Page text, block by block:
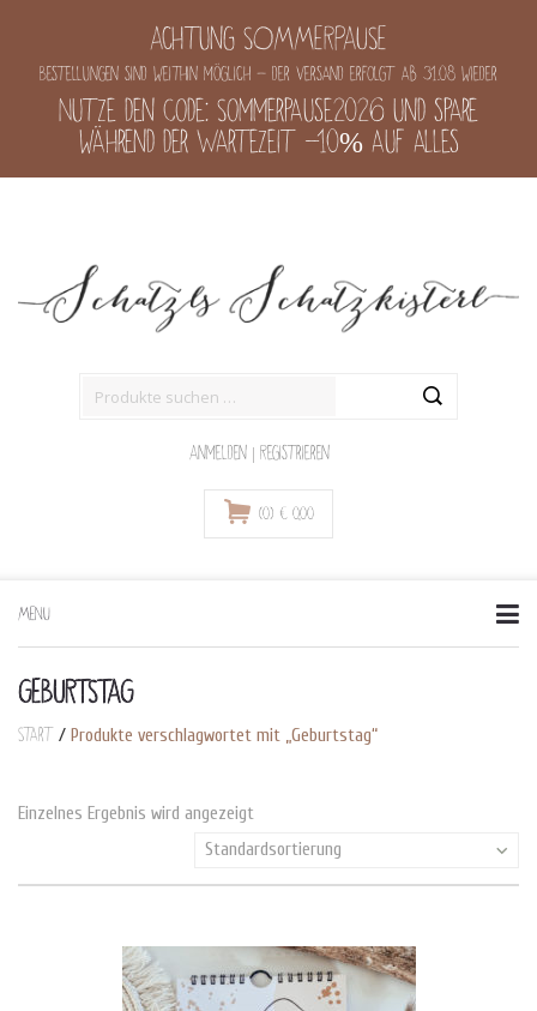
Achtung SOMMERPAUSE
Bestellungen sind weithin möglich - der Versand erfolgt ab 31.08 wieder
Nutze den Code: Sommerpause2026 und spare
während der Wartezeit -10% auf alles
Anmelden | Registrieren
(0) € 0,00
MENU
to
GEBURTSTAG
Start / Produkte verschlagwortet mit „Geburtstag“
Einzelnes Ergebnis wird angezeigt
Standardsortierung